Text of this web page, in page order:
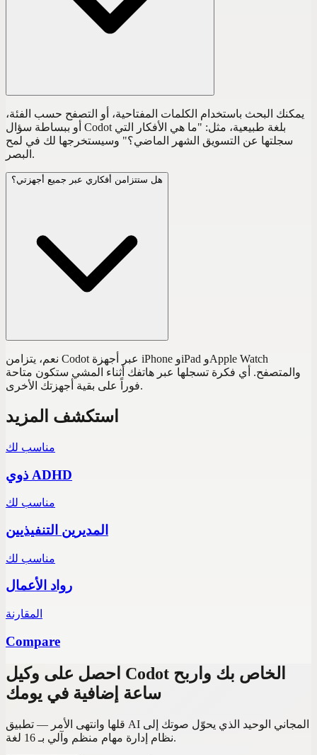
يمكنك البحث باستخدام الكلمات المفتاحية، أو التصفح حسب الفئة،
أو ببساطة سؤال Codot بلغة طبيعية، مثل: "ما هي الأفكار التي
سجلتها عن التسويق الشهر الماضي؟" وسيستخرجها لك في لمح
البصر.
هل ستتزامن أفكاري عبر جميع أجهزتي؟
نعم، يتزامن Codot عبر أجهزة iPhone وiPad وApple Watch
والمتصفح. أي فكرة تسجلها عبر هاتفك أثناء المشي ستكون متاحة
فوراً على بقية أجهزتك الأخرى.
استكشف المزيد
مناسب لك
ذوي ADHD
مناسب لك
المديرين التنفيذيين
مناسب لك
رواد الأعمال
المقارنة
Compare
احصل على وكيل Codot الخاص بك واربح
ساعة إضافية في يومك
قلها وانتهى الأمر — تطبيق AI المجاني الوحيد الذي يحوّل صوتك إلى
نظام إدارة مهام منظم وآلي بـ 16 لغة.